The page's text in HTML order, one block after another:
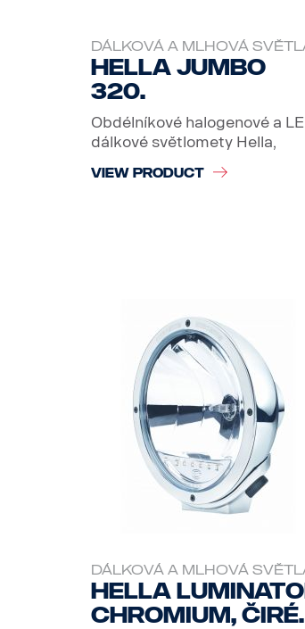
DÁLKOVÁ A MLHOVÁ
Hella Jumbo
320.
Obdélníkové halogenové a
dálkové světlomety Hella,
VIEW PRODUCT
DÁLKOVÁ A MLHOVÁ
Hella
Chromium, čiré.